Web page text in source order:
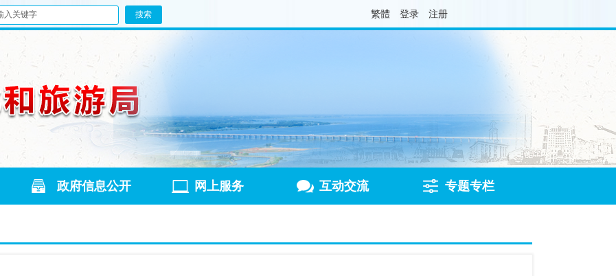
繁體 登录 注册
政府信息公开 网上服务 互动交流 专题专栏